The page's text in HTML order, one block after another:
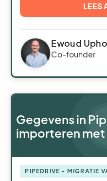
LEES
Ewoud
Co-founder
Gegevens in
importeren
PIPEDRIVE - MIGRATIE